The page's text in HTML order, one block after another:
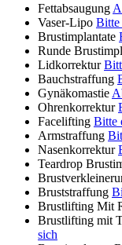
Fettabsaugung
Vaser-Lipo Bitte
Brustimplantate
Runde
Lidkorrektur
Bauchstraffung
Gynäkomastie
Ohrenkorrektur
Facelifting Bitte
Armstraffung
Nasenkorrektur
Teardrop
Bruststraffung
Brustlifting Mit
Brustlifting mit
sich